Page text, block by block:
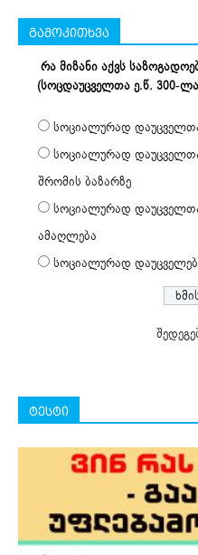
გამოკითხვა
რა მიზანი აქვს
(სოცდაუცველთა ე.წ. 300-
სოციალურად
სოციალურად
შრომის ბაზარზე
სოციალურად
ამაღლება
სოციალურად
ტესტი